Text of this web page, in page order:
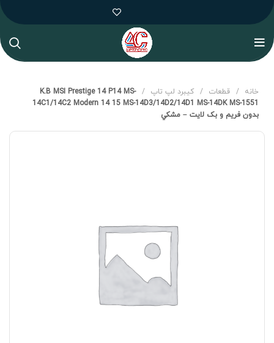
خانه قطعات کيبرد لپ تاپ
K.B MSI Prestige 14 P14 MS-
14C1/14C2 Modern 14 15 MS-14D3/14D2/14D1 MS-14DK MS-1551
بدون فريم و بک لايت – مشکي